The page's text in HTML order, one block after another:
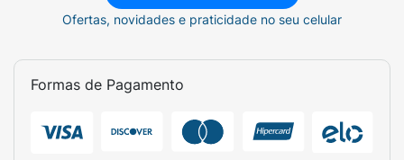
Ofertas, novidades e praticidade no seu celular
Formas de Pagamento